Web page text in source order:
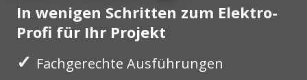
In wenigen Schritten zum Elektro-
Profi für Ihr Projekt
✓ Fachgerechte Ausführungen